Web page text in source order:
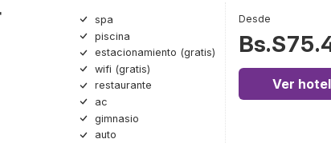
spa
piscina
estacionamiento (gratis)
wifi (gratis)
restaurante
ac
gimnasio
auto
Desde
Ver hotel